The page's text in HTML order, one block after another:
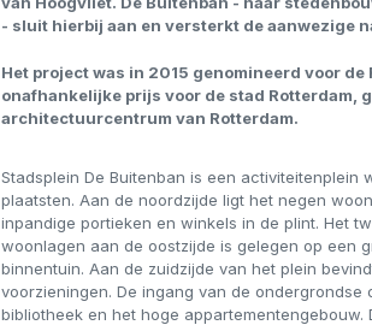
- sluit hierbij aan en versterkt de aanwezige
Het project was in 2015 genomineerd voor
onafhankelijke prijs voor de stad Rotterdam,
architectuurcentrum van Rotterdam.
Stadsplein De Buitenban is een
plaatsten. Aan de noordzijde ligt het negen
inpandige portieken en winkels in de plint. Het
woonlagen aan de oostzijde is gelegen op een
binnentuin. Aan de zuidzijde van het plein
voorzieningen. De ingang van de
bibliotheek en het hoge